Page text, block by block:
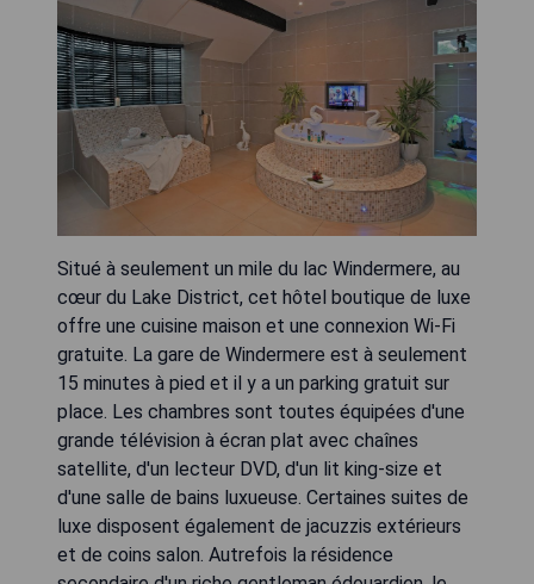
Situé à seulement un mile du lac Windermere, au
cœur du Lake District, cet hôtel boutique de luxe
offre une cuisine maison et une connexion Wi-Fi
gratuite. La gare de Windermere est à seulement
15 minutes à pied et il y a un parking gratuit sur
place. Les chambres sont toutes équipées d'une
grande télévision à écran plat avec chaînes
satellite, d'un lecteur DVD, d'un lit king-size et
d'une salle de bains luxueuse. Certaines suites de
luxe disposent également de jacuzzis extérieurs
et de coins salon. Autrefois la résidence